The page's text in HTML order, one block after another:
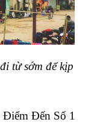
từ sớm để kịp
Đến Số 1